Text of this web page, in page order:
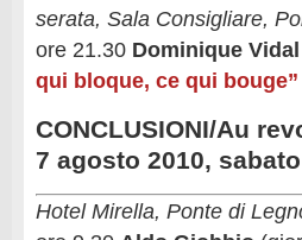
serata, Sala Consigliare,
ore 21.30 Dominique Vidal
qui bloque, ce qui bouge”
CONCLUSIONI/Au
7 agosto 2010, sabato
Hotel Mirella, Ponte di